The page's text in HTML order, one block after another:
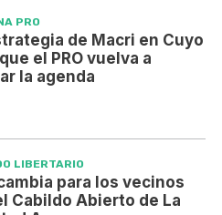
PRO
de Macri en Cuyo
el PRO vuelva a
la agenda
LIBERTARIO
para los vecinos
Cabildo Abierto de La